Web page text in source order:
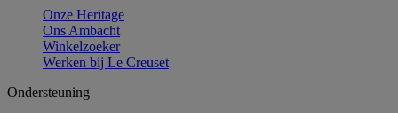
Onze Heritage
Ons Ambacht
Winkelzoeker
Werken bij Le Creuset
Ondersteuning